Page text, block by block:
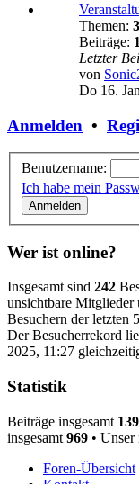
Themen:
Beiträge:
Letzter
von
Do 16.
Anmelden •
Benutzername:
Ich habe mein
Wer ist online?
Insgesamt sind 242
unsichtbare Mitglieder
Besuchern der letzten
Der Besucherrekord
2025, 11:27
Statistik
Beiträge insgesamt
insgesamt 969 •
Foren-Übersicht